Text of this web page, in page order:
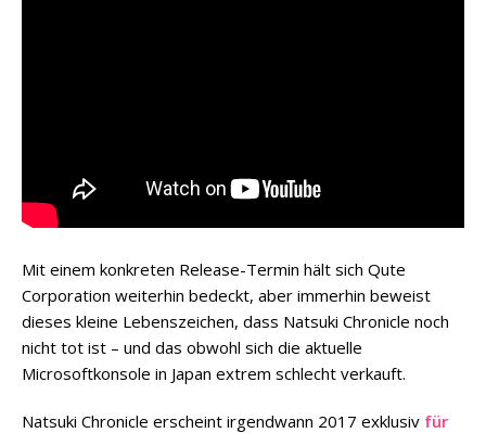
Mit einem konkreten Release-Termin hält sich Qute
Corporation weiterhin bedeckt, aber immerhin beweist
dieses kleine Lebenszeichen, dass Natsuki Chronicle noch
nicht tot ist – und das obwohl sich die aktuelle
Microsoftkonsole in Japan extrem schlecht verkauft.
Natsuki Chronicle erscheint irgendwann 2017 exklusiv für